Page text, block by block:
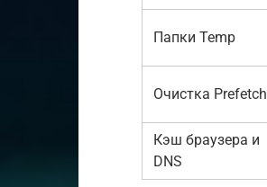
Папки Temp
Очистка Prefetch
Кэш браузера и
DNS